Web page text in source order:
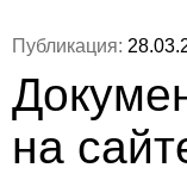
Публикация:
на